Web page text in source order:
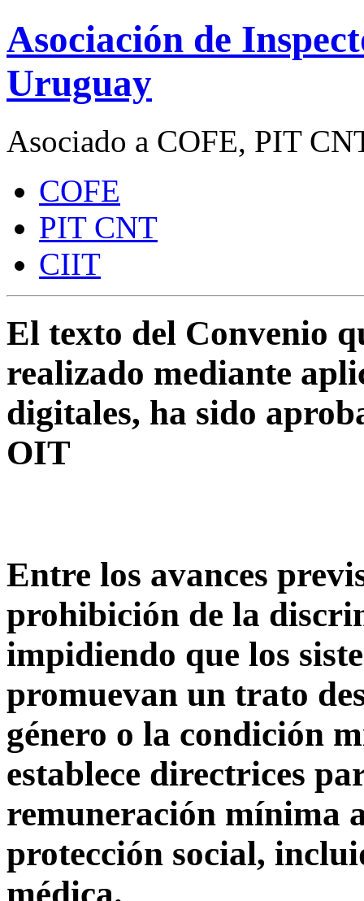
Asociación de
Uruguay
Asociado a COFE, PIT
COFE
PIT CNT
CIIT
El texto del Convenio
realizado mediante
digitales, ha sido
OIT
Entre los avances
prohibición de la
impidiendo que los
promuevan un trato
género o la condición
establece directrices
remuneración mínima
protección social,
médica.